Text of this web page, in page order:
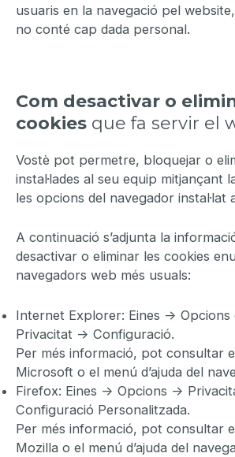
usuaris en la navegació pel
no conté cap dada personal.
Com desactivar o
cookies que fa servir el
Vostè pot permetre, bloquejar o
instal·lades al seu equip mitjançant
les opcions del navegador instal·lat
A continuació s’adjunta la
desactivar o eliminar les cookies
navegadors web més usuals:
Internet Explorer: Eines -> Opcions
Privacitat -> Configuració.
Per més informació, pot consultar
Microsoft o el menú d’ajuda del
Firefox: Eines -> Opcions ->
Configuració Personalitzada.
Per més informació, pot consultar
Mozilla o el menú d’ajuda del